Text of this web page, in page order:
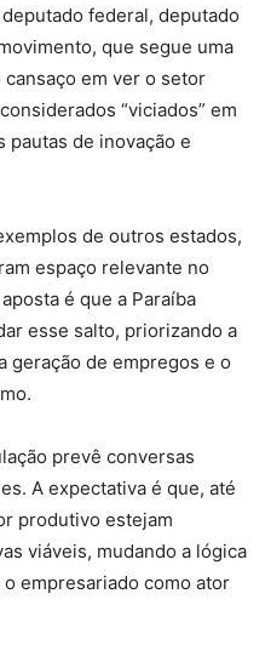
federal, deputado
que segue uma
em ver o setor
“viciados” em
pautas de inovação e
de outros estados,
espaço relevante no
é que a Paraíba
esse salto, priorizando a
geração de empregos e o
prevê conversas
A expectativa é que, até
produtivo estejam
viáveis, mudando a lógica
empresariado como ator